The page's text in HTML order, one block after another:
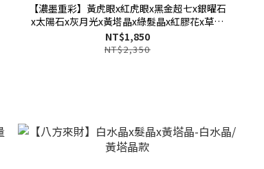
【濃墨重彩】黃虎眼x紅虎眼x黑金超七x銀曜石
x太陽石x灰月光x黃塔晶x綠髮晶x紅膠花x草莓
晶x紫水晶x冰種黑曜石
NT$1,850
NT$2,350